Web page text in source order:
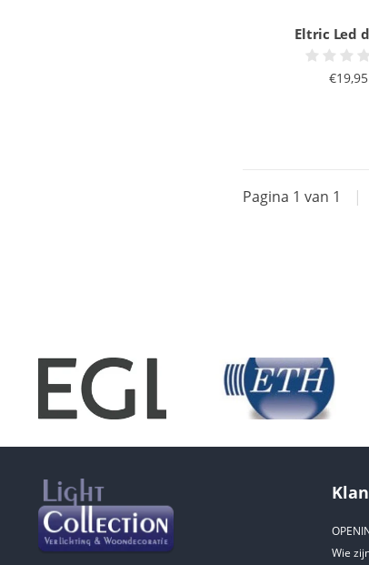
Eltric Led
€19,95
Pagina 1 van 1 |
Wie